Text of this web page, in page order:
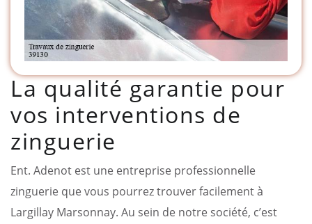
La qualité garantie pour
vos interventions de
zinguerie
Ent. Adenot est une entreprise professionnelle
zinguerie que vous pourrez trouver facilement à
Largillay Marsonnay. Au sein de notre société, c’est